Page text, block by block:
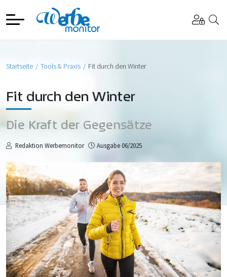
Startseite Tools & Praxis Fit durch den Winter
Fit durch den Winter
Die Kraft der Gegensätze
Redaktion Werbemonitor Ausgabe 06/2025